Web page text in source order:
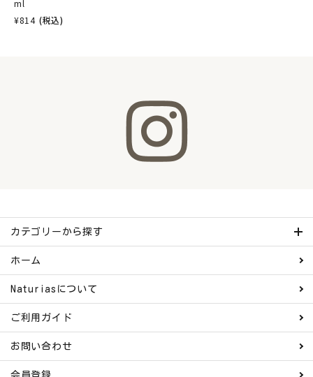
ml
¥814 (税込)
カテゴリーから探す
ホーム
Naturiasについて
ご利用ガイド
お問い合わせ
会員登録